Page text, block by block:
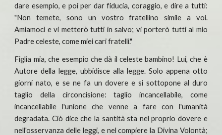
dare esempio, e poi per dar fiducia, coraggio, e dire a tutti:
"Non temete, sono un vostro fratellino simile a voi.
Amiamoci e vi metterò tutti in salvo; vi porterò tutti al mio
Padre celeste, come miei cari fratelli."
Figlia mia, che esempio che dà il celeste bambino! Lui, che è
Autore della legge, ubbidisce alla legge. Solo appena otto
giorni nato, e se ne fa un dovere e si sottopone al duro
taglio della circoncisione: taglio incancellabile, come
incancellabile l'unione che venne a fare con l'umanità
degradata. Ciò dice che la santità sta nel proprio dovere e
nell'osservanza delle leggi, e nel compiere la Divina Volontà;